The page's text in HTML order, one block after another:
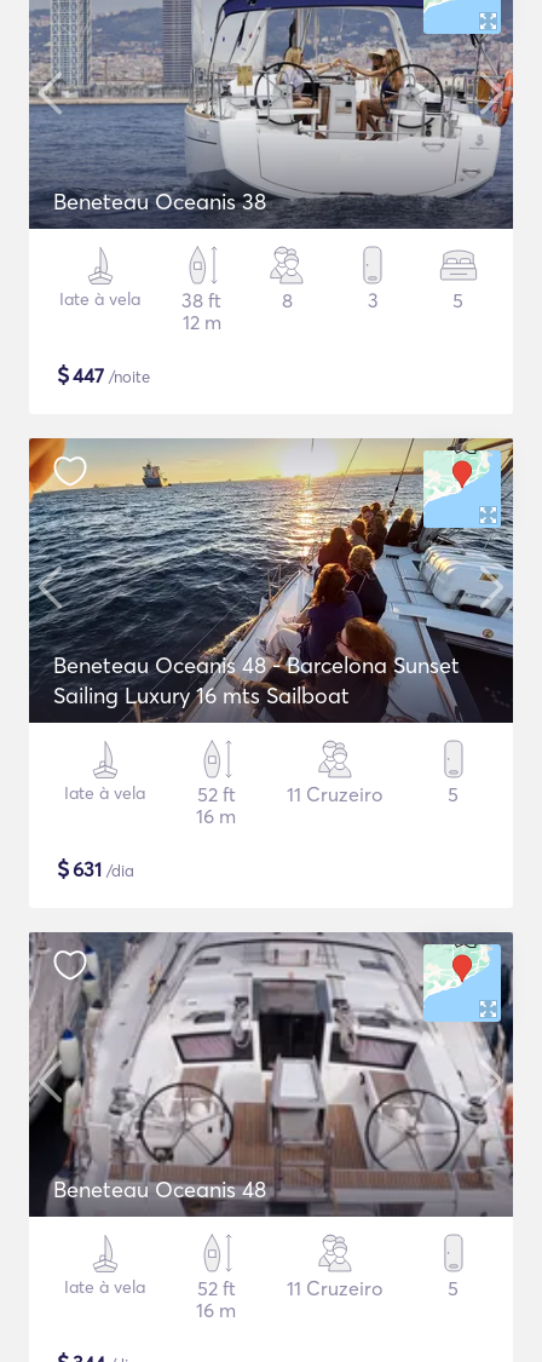
Beneteau Oceanis 38
Iate à vela
38 ft
12 m
8 3 5
$447 /noite
Beneteau Oceanis 48 - Barcelona Sunset
Sailing Luxury 16 mts Sailboat
Iate à vela
52 ft
16 m
11 Cruzeiro 5
$631 /dia
Beneteau Oceanis 48
Iate à vela
52 ft
16 m
11 Cruzeiro 5